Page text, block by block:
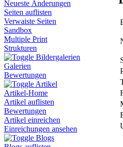
Neueste Änderungen
Seiten auflisten
Verwaiste Seiten
Sandbox
Multiple Print
Strukturen
Bildergalerien
Galerien
Bewertungen
Artikel
Artikel-Home
Artikel auflisten
Bewertungen
Artikel einreichen
Einreichungen ansehen
Blogs